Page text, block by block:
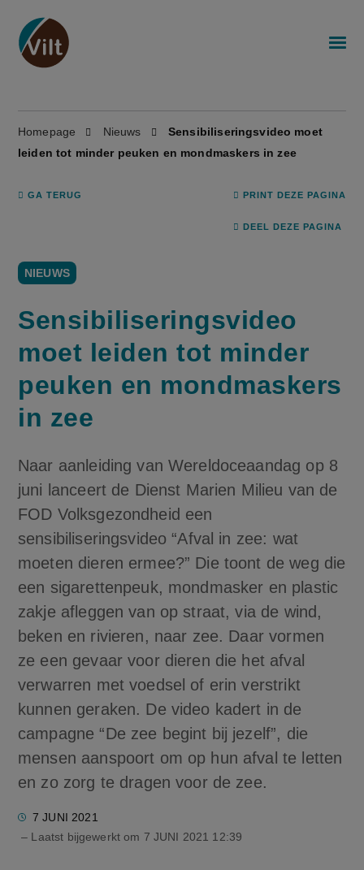
Homepage Nieuws
Sensibiliseringsvideo moet
leiden tot minder peuken en mondmaskers in zee
GA TERUG PRINT DEZE PAGINA
DEEL DEZE PAGINA
NIEUWS
Sensibiliseringsvideo
moet leiden tot minder
peuken en mondmaskers
in zee
Naar aanleiding van Wereldoceaandag op 8
juni lanceert de Dienst Marien Milieu van de
FOD Volksgezondheid een
sensibiliseringsvideo “Afval in zee: wat
moeten dieren ermee?” Die toont de weg die
een sigarettenpeuk, mondmasker en plastic
zakje afleggen van op straat, via de wind,
beken en rivieren, naar zee. Daar vormen
ze een gevaar voor dieren die het afval
verwarren met voedsel of erin verstrikt
kunnen geraken. De video kadert in de
campagne “De zee begint bij jezelf”, die
mensen aanspoort om op hun afval te letten
en zo zorg te dragen voor de zee.
7 JUNI 2021
– Laatst bijgewerkt om 7 JUNI 2021 12:39